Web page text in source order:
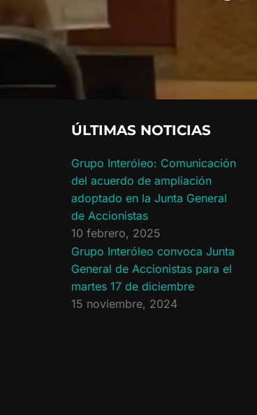
ÚLTIMAS NOTICIAS
Grupo Interóleo: Comunicación
del acuerdo de ampliación
adoptado en la Junta General
de Accionistas
10 febrero, 2025
Grupo Interóleo convoca Junta
General de Accionistas para el
martes 17 de diciembre
15 noviembre, 2024